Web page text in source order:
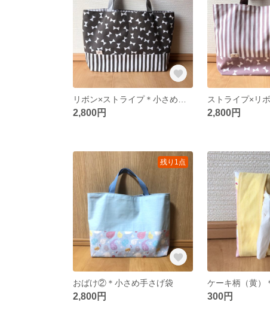
2,800円 2,800円
残り1点
おばけ②＊小さめ手さげ袋
2,800円 300円